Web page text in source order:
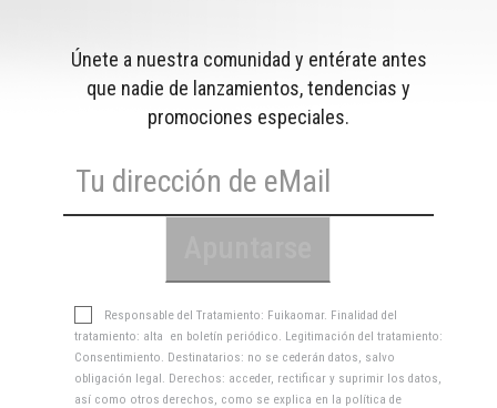
Únete a nuestra comunidad y entérate antes
que nadie de lanzamientos, tendencias y
promociones especiales.
Responsable del Tratamiento: Fuikaomar. Finalidad del
tratamiento: alta en boletín periódico. Legitimación del tratamiento:
Consentimiento. Destinatarios: no se cederán datos, salvo
obligación legal. Derechos: acceder, rectificar y suprimir los datos,
así como otros derechos, como se explica en la política de